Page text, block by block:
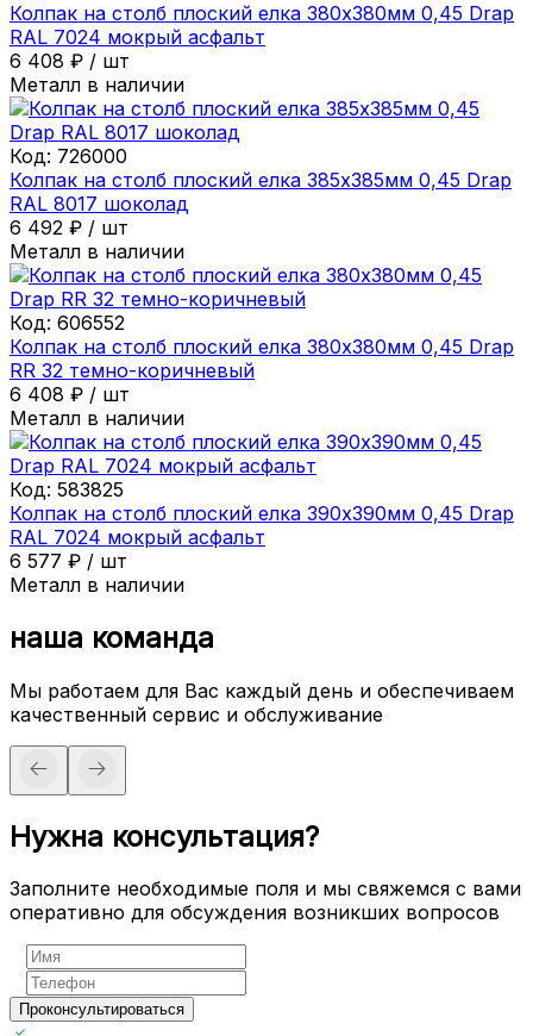
Колпак на столб плоский елка 380х380мм 0,45 Drap
RAL 7024 мокрый асфальт
6 408 ₽ / шт
Металл в наличии
Код: 726000
Колпак на столб плоский елка 385х385мм 0,45 Drap
RAL 8017 шоколад
6 492 ₽ / шт
Металл в наличии
Код: 606552
Колпак на столб плоский елка 380х380мм 0,45 Drap
RR 32 темно-коричневый
6 408 ₽ / шт
Металл в наличии
Код: 583825
Колпак на столб плоский елка 390х390мм 0,45 Drap
RAL 7024 мокрый асфальт
6 577 ₽ / шт
Металл в наличии
наша команда
Мы работаем для Вас каждый день и обеспечиваем
качественный сервис и обслуживание
Нужна консультация?
Заполните необходимые поля и мы свяжемся с вами
оперативно для обсуждения возникших вопросов
Проконсультироваться